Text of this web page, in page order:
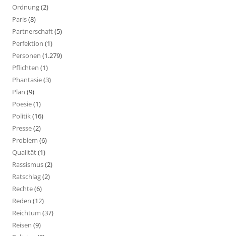
Ordnung(2)
Paris(8)
Partnerschaft(5)
Perfektion (1)
Personen (1.279)
Pflichten (1)
Phantasie(3)
Plan (9)
Poesie(1)
Politik(16)
Presse(2)
Problem (6)
Qualität(1)
Rassismus(2)
Ratschlag(2)
Rechte(6)
Reden (12)
Reichtum (37)
Reisen (9)